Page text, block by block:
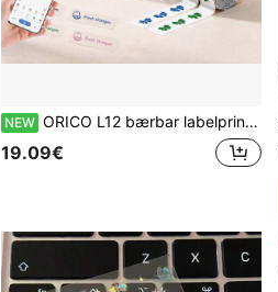
NEW ORICO L12 bærbar labelprinter, mini termisk klistermærkeprinter, lav personlige adresselabel, gennemsigtige klistermærker, tilpassede eksklusive farverige navnemærker, gave til skolestart, gaveetiketter, inkluderer 1 rulle gennemsigtig sort/gennemsigtig rosa/gennemsigtig blå/gennemsigtig grøn tape og 1 rulle hvide labels
19.09€